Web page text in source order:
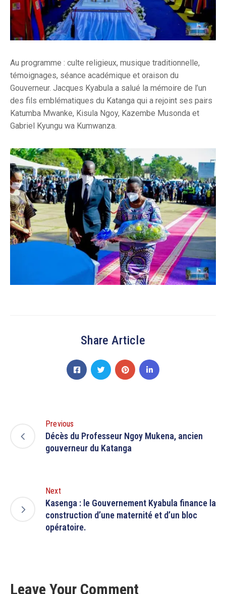
Au programme : culte religieux, musique traditionnelle,
témoignages, séance académique et oraison du
Gouverneur. Jacques Kyabula a salué la mémoire de l’un
des fils emblématiques du Katanga qui a rejoint ses pairs
Katumba Mwanke, Kisula Ngoy, Kazembe Musonda et
Gabriel Kyungu wa Kumwanza.
Share Article
Previous
Décès du Professeur Ngoy Mukena, ancien
gouverneur du Katanga
Next
Kasenga : le Gouvernement Kyabula finance la
construction d’une maternité et d’un bloc
opératoire.
Leave Your Comment